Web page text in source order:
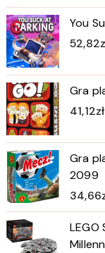
You
52,82
Gra
41,12zł
Gra
2099
34,66
LEGO